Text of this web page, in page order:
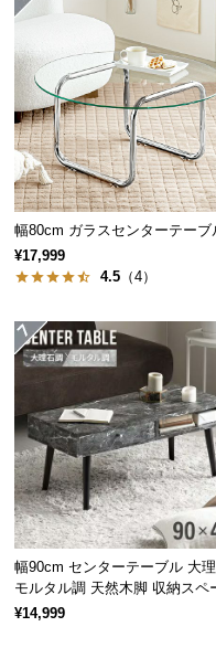
い
て
返
品・
キ
ャ
ン
ル
に
い
て
保
証
に
つ
い
て
耐候性にすぐれた
ささくれや腐食もな
ラタン。優れた耐候
耐水性能
雨水に強い耐水性能
耐水性の高い樹脂素
幅80cm ガラスセンターテーブ
¥17,999
4.5 （4）
幅90cm センターテーブル 大
モルタル調 天然木脚 収納スペ
¥14,999